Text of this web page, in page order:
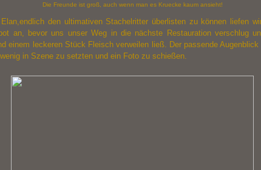
Die Freunde ist groß, auch wenn man es Kruecke kaum ansieht!
den ultimativen Stachelritter überlisten zu können liefen
an, bevor uns unser Weg in die nächste Restauration verschlug
einem leckeren Stück Fleisch verweilen ließ. Der passende
in Szene zu setzten und ein Foto zu schießen.